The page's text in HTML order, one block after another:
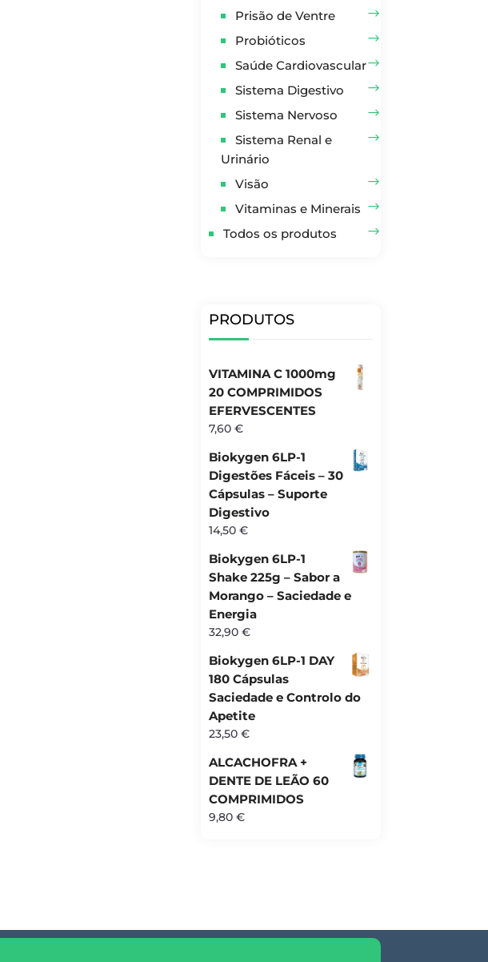
Prisão de Ventre
Probióticos
Saúde Cardiovascular
Sistema Digestivo
Sistema Nervoso
Sistema Renal e
Urinário
Visão
Vitaminas e Minerais
Todos os produtos
PRODUTOS
VITAMINA C 1000mg
20 COMPRIMIDOS
EFERVESCENTES
7,60€
Biokygen 6LP-1
Digestões Fáceis – 30
Cápsulas – Suporte
Digestivo
14,50€
Biokygen 6LP-1
Shake 225g – Sabor a
Morango – Saciedade e
Energia
32,90€
Biokygen 6LP-1 DAY
180 Cápsulas
Saciedade e Controlo do
Apetite
23,50€
ALCACHOFRA +
DENTE DE LEÃO 60
COMPRIMIDOS
9,80€